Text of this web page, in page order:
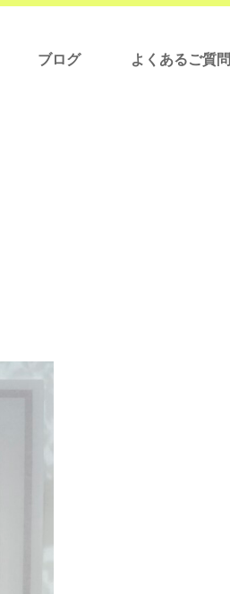
ブログ よくあるご質問